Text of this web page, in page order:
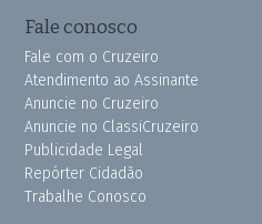
Fale conosco
Fale com o Cruzeiro
Atendimento ao Assinante
Anuncie no Cruzeiro
Anuncie no ClassiCruzeiro
Publicidade Legal
Repórter Cidadão
Trabalhe Conosco